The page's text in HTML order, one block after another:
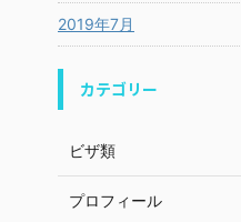
2019年7月
カテゴリー
ビザ類
プロフィール